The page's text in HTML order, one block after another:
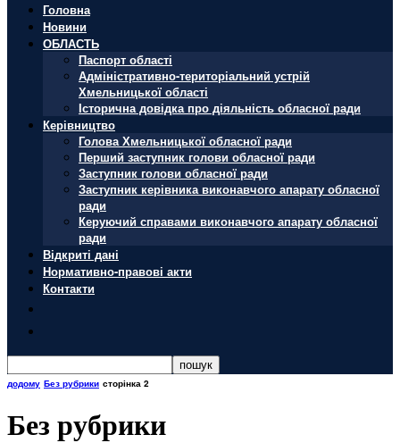
Головна
Новини
ОБЛАСТЬ
Паспорт області
Адміністративно-територіальний устрій
Хмельницької області
Історична довідка про діяльність обласної ради
Керівництво
Голова Хмельницької обласної ради
Перший заступник голови обласної ради
Заступник голови обласної ради
Заступник керівника виконавчого апарату обласної
ради
Керуючий справами виконавчого апарату обласної
ради
Відкриті дані
Нормативно-правові акти
Контакти
додому Без рубрики сторінка 2
Без рубрики